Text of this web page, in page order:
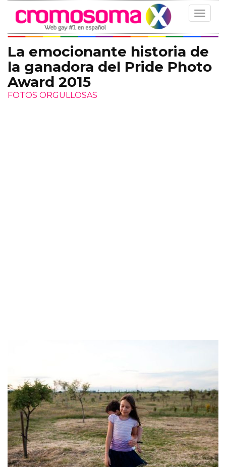
Toggle
La emocionante historia de
la ganadora del Pride Photo
Award 2015
FOTOS ORGULLOSAS